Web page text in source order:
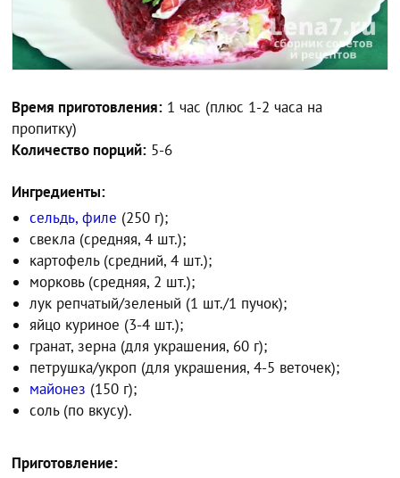
Время приготовления: 1 час (плюс 1-2 часа на
пропитку)
Количество порций: 5-6
Ингредиенты:
сельдь, филе (250 г);
свекла (средняя, 4 шт.);
картофель (средний, 4 шт.);
морковь (средняя, 2 шт.);
лук репчатый/зеленый (1 шт./1 пучок);
яйцо куриное (3-4 шт.);
гранат, зерна (для украшения, 60 г);
петрушка/укроп (для украшения, 4-5 веточек);
майонез (150 г);
соль (по вкусу).
Приготовление: